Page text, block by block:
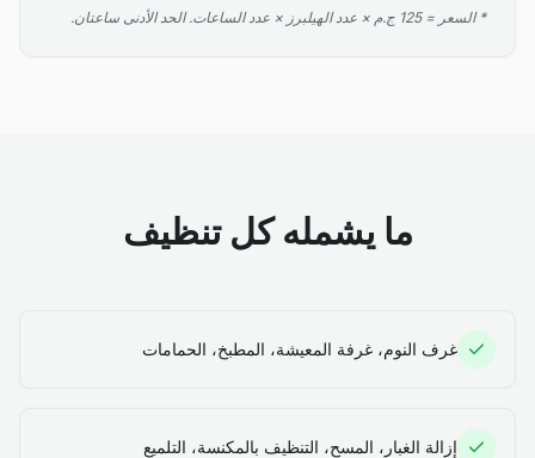
* السعر = 125 ج.م × عدد الهيلبرز × عدد الساعات. الحد الأدنى ساعتان.
ما يشمله كل تنظيف
غرف النوم، غرفة المعيشة، المطبخ، الحمامات
إزالة الغبار، المسح، التنظيف بالمكنسة، التلميع